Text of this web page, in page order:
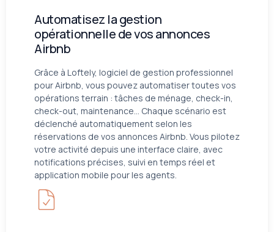
Automatisez la gestion
opérationnelle de vos annonces
Airbnb
Grâce à Loftely, logiciel de gestion professionnel
pour Airbnb, vous pouvez automatiser toutes vos
opérations terrain : tâches de ménage, check-in,
check-out, maintenance… Chaque scénario est
déclenché automatiquement selon les
réservations de vos annonces Airbnb. Vous pilotez
votre activité depuis une interface claire, avec
notifications précises, suivi en temps réel et
application mobile pour les agents.